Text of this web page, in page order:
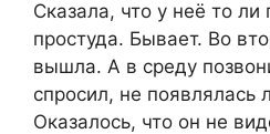
Сказала, что у неё то ли
простуда. Бывает. Во
вышла. А в среду
спросил, не появлялась
Оказалось, что он не